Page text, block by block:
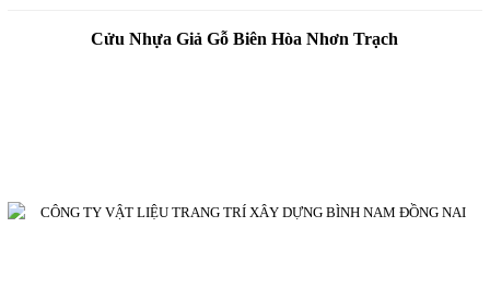
Cửu Nhựa Giả Gỗ Biên Hòa Nhơn Trạch